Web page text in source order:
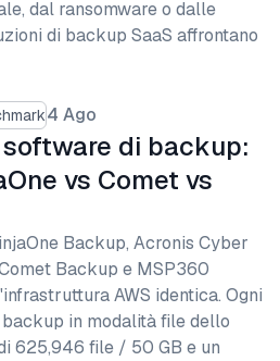
dal ransomware o dalle
di backup SaaS affrontano
4 Ago
di backup:
vs Comet vs
Backup, Acronis Cyber
Backup e MSP360
AWS identica. Ogni
in modalità file dello
625,946 file / 50 GB e un